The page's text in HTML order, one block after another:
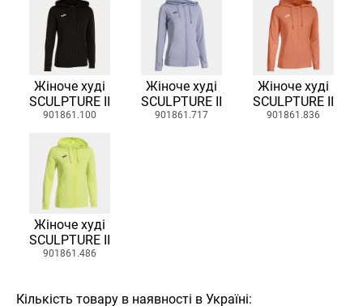
Жіноче худі
SCULPTURE II
901861.100
Жіноче худі
SCULPTURE II
901861.717
Жіноче худі
SCULPTURE II
901861.836
Жіноче худі
SCULPTURE II
901861.486
Кількість товару в наявності в Україні: